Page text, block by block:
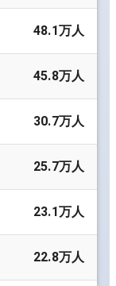
48.1万人
45.8万人
30.7万人
25.7万人
23.1万人
22.8万人